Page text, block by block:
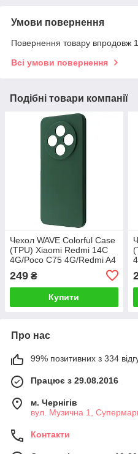
Умови повернення
Повернення товару впродовж
Всі умови повернення
Подібні товари компанії
Чехол WAVE Colorful Case
(TPU) Xiaomi Redmi 14C
4G/Poco C75 4G/Redmi A4
249 ₴
Купити
Про нас
99% позитивних з 334
Працює з 29.08.2016
м. Чернігів
вул. Музична 1,
Контакти